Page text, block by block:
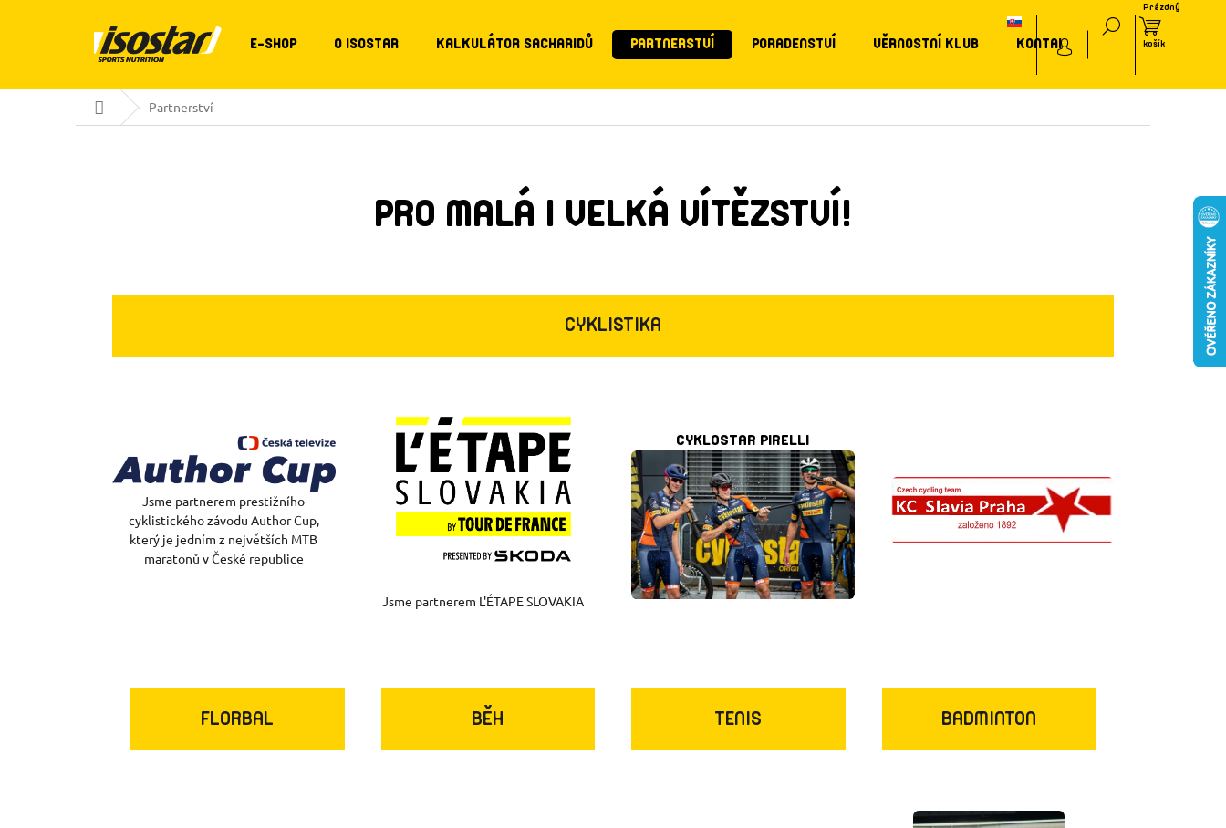
E-SHOP O ISOSTAR KALKULÁTOR SACHARIDŮ PARTNERSTVÍ PORADENSTVÍ VĚRNOSTNÍ KLUB KONTAKT
Domů Partnerství
PRO MALÁ I VELKÁ VÍTĚZSTVÍ!
CYKLISTIKA
Jsme partnerem prestižního
cyklistického závodu Author Cup,
který je jedním z největších MTB
maratonů v České republice
Jsme partnerem L'ÉTAPE SLOVAKIA
CYKLOSTAR PIRELLI
FLORBAL BĚH TENIS BADMINTON